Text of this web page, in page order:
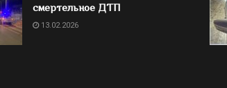
смертельное ДТП
13.02.2026